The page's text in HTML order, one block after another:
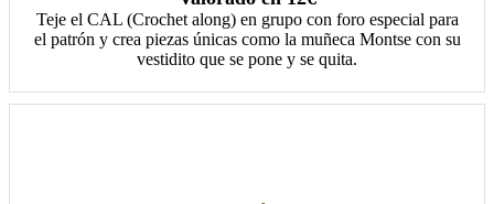
Teje el CAL (Crochet along) en grupo con foro especial para
el patrón y crea piezas únicas como la muñeca Montse con su
vestidito que se pone y se quita.